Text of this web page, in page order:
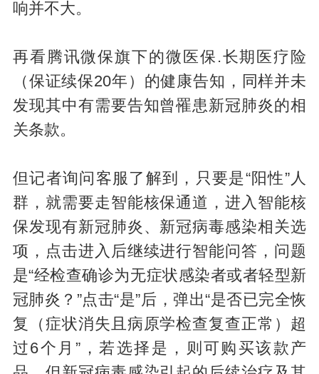
响并不大。
再看腾讯微保旗下的微医保.长期医疗险
（保证续保20年）的健康告知，同样并未
发现其中有需要告知曾罹患新冠肺炎的相
关条款。
但记者询问客服了解到，只要是“阳性”人
群，就需要走智能核保通道，进入智能核
保发现有新冠肺炎、新冠病毒感染相关选
项，点击进入后继续进行智能问答，问题
是“经检查确诊为无症状感染者或者轻型新
冠肺炎？”点击“是”后，弹出“是否已完全恢
复（症状消失且病原学检查复查正常）超
过6个月”，若选择是，则可购买该款产